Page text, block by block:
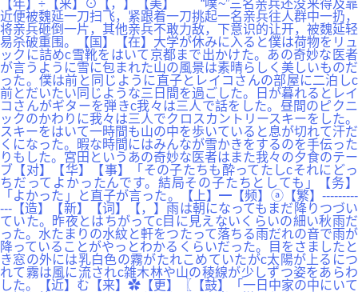
【年】÷【来】⊙【，】【美】 “噗~”三名亲兵还没来得及靠
近便被魏延一刀扫飞，紧跟着一刀挑起一名亲兵往人群中一扔，
将亲兵砸倒一片，其他亲兵不敢力敌，下意识的让开，被魏延轻
易杀破重围。【国】【在】大学が休みに入ると僕は荷物をリュ
ックに詰めc雪靴をはいて京都まで出かけた。あの奇妙な医者
が言うように雪に包まれた山の風景は素晴らしく美しいものだ
った。僕は前と同じように直子とレイコさんの部屋に二泊しc
前とだいたい同じような三日間を過ごした。日が暮れるとレイ
コさんがギターを弾きc我々は三人で話をした。昼間のピクニ
ックのかわりに我々は三人でクロスカントリースキーをした。
スキーをはいて一時間も山の中を歩いていると息が切れて汗だ
くになった。暇な時間にはみんなが雪かきをするのを手伝った
りもした。宮田というあの奇妙な医者はまた我々の夕食のテー
ブ【对】【华】【事】「その子たちも酔ってたしcそれにどっ
ちだってよかったんです。結局その子たちとしても」【务】
「よかった」と直子が言った。【上】━【频】ⓐ【繁】---------
---【造】【新】【词】【，】雨は朝になってもまだ降りつづい
ていた。昨夜とはちがってc目に見えないくらいの細い秋雨だ
った。水たまりの水紋と軒をつたって落ちる雨だれの音で雨が
降っていることがやっとわかるくらいだった。目をさましたと
き窓の外には乳白色の霧がたれこめていたがc太陽が上るにつ
れて霧は風に流されc雑木林や山の稜線が少しずつ姿をあらわ
した。【近】む【来】✿【更】〖【鼓】「一日中家の中にいて